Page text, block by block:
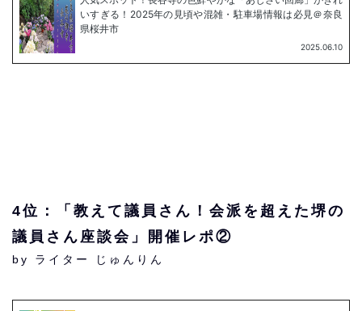
4位：「教えて議員さん！会派を超えた堺の
議員さん座談会」開催レポ②
by ライター じゅんりん